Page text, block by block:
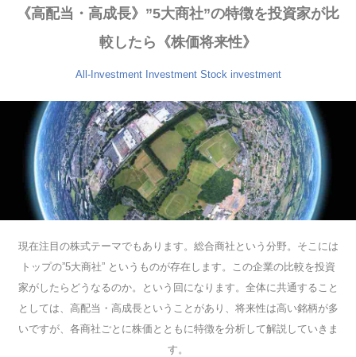
《高配当・高成長》”5大商社”の特徴を投資家が比
較したら《株価将来性》
All-Investment Investment Stock investment
現在注目の株式テーマでもあります。総合商社という分野。そこには
トップの”5大商社” というものが存在します。この企業の比較を投資
家がしたらどうなるのか。という回になります。全体に共通すること
としては、高配当・高成長ということがあり、将来性は高い銘柄が多
いですが、各商社ごとに株価とともに特徴を分析して解説していきま
す。